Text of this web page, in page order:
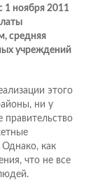
1 ноября 2011
средняя
учреждений
этого
ни у
правительство
Однако, как
что не все